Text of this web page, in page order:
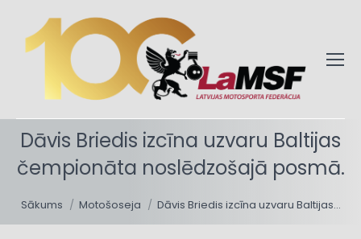
Dāvis Briedis izcīna uzvaru Baltijas
čempionāta noslēdzošajā posmā.
Sākums Motošoseja Dāvis Briedis izcīna uzvaru Baltijas…